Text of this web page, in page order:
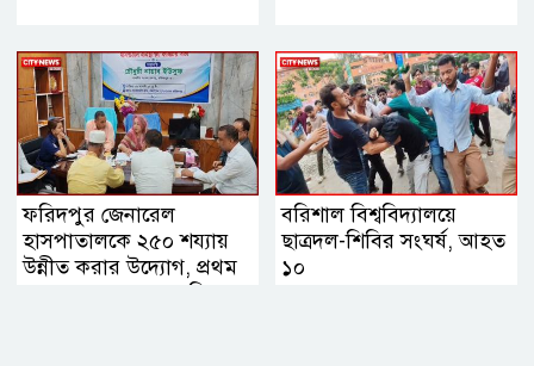
ফরিদপুর জেনারেল
হাসপাতালকে ২৫০ শয্যায়
উন্নীত করার উদ্যোগ, প্রথম
ব্যবস্থাপনা সভায় এমপি
বরিশাল বিশ্ববিদ্যালয়ে
ছাত্রদল-শিবির সংঘর্ষ, আহত
১০